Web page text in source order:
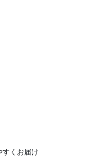
すくお届け